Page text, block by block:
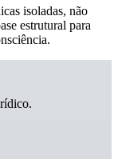
isoladas, não
estrutural para